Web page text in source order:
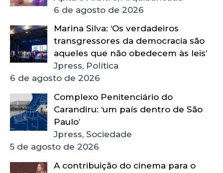
6 de agosto de 2026
Marina Silva: ‘Os verdadeiros
transgressores da democracia são
aqueles que não obedecem às leis’
Jpress, Política
6 de agosto de 2026
Complexo Penitenciário do
Carandiru: ‘um país dentro de São
Paulo’
Jpress, Sociedade
5 de agosto de 2026
A contribuição do cinema para o